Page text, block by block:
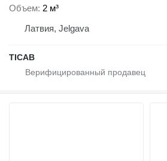
Объем 2 м³
Латвия, Jelgava
ТІСАВ